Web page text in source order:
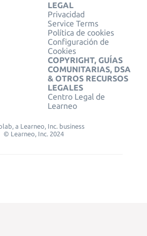
LEGAL
Privacidad
Service Terms
Política de cookies
Configuración de
Cookies
COPYRIGHT, GUÍAS
COMUNITARIAS, DSA
& OTROS RECURSOS
LEGALES
Centro Legal de
Learneo
a Learneo, Inc. business
© Learneo, Inc. 2024